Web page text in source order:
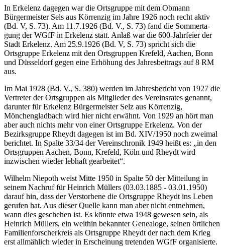
In Erkelenz dagegen war die Ortsgruppe mit dem Obmann
Bürgermeister Sels aus Körrenzig im Jahre 1926 noch recht aktiv
(Bd. V, S. 73). Am 11.7.1926 (Bd. V., S. 73) fand die Sommerta­
gung der WGfF in Erkelenz statt. Anlaß war die 600-Jahrfeier der
Stadt Erkelenz. Am 25.9.1926 (Bd. V, S. 73) spricht sich die
Ortsgruppe Erkelenz mit den Ortsgruppen Krefeld, Aachen, Bonn
und Düsseldorf gegen eine Erhöhung des Jahresbeitrags auf 8 RM
aus.
Im Mai 1928 (Bd. V., S. 380) werden im Jahresbericht von 1927 die
Vertreter der Ortsgruppen als Mitglieder des Vereinsrates genannt,
darunter für Erkelenz Bürgermeister Selz aus Körrenzig,
Mönchengladbach wird hier nicht erwähnt. Von 1929 an hört man
aber auch nichts mehr von einer Ortsgruppe Erkelenz. Von der
Bezirksgruppe Rheydt dagegen ist im Bd. XIV/1950 noch zweimal
berichtet. In Spalte 33/34 der Vereinschronik 1949 heißt es: „in den
Ortsgruppen Aachen, Bonn, Krefeld, Köln und Rheydt wird
inzwischen wieder lebhaft gearbeitet“.
Wilhelm Niepoth weist Mitte 1950 in Spalte 50 der Mitteilung in
seinem Nachruf für Heinrich Müllers (03.03.1885 - 03.01.1950)
darauf hin, dass der Verstorbene die Ortsgruppe Rheydt ins Leben
gerufen hat. Aus dieser Quelle kann man aber nicht entnehmen,
wann dies geschehen ist. Es könnte etwa 1948 gewesen sein, als
Heinrich Müllers, ein weithin bekannter Genealoge, seinen örtlichen
Familienforscherkreis als Ortsgruppe Rheydt der nach dem Krieg
erst allmählich wieder in Erscheinung tretenden WGfF organisierte.